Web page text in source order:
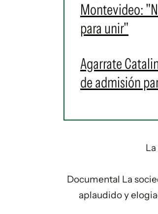
Montevideo:
para unir"
Agarrate
de admisión
Documental La
aplaudido y